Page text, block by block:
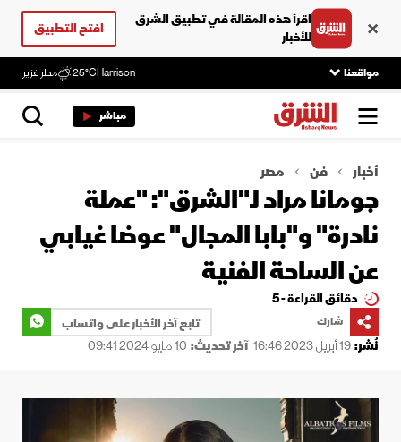
اقرأ هذه المقالة في تطبيق الشرق
للأخبار
افتح التطبيق
مواقعنا Harrison
25°C مطر غزير
مباشر
أخبار فن مصر
جومانا مراد لـ"الشرق": "عملة
نادرة" و"بابا المجال" عوضا غيابي
عن الساحة الفنية
دقائق القراءة - 5
شارك
تابع آخر الأخبار على واتساب
نُشر:19 أبريل 2023 16:46 آخر تحديث: 10 مايو 2024 09:41